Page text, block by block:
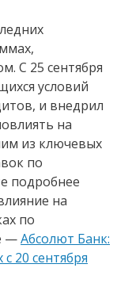
С 25 сентября
условий
и внедрил
на
из ключевых
по
подробнее
на
по
—Абсолют Банк:
20 сентября